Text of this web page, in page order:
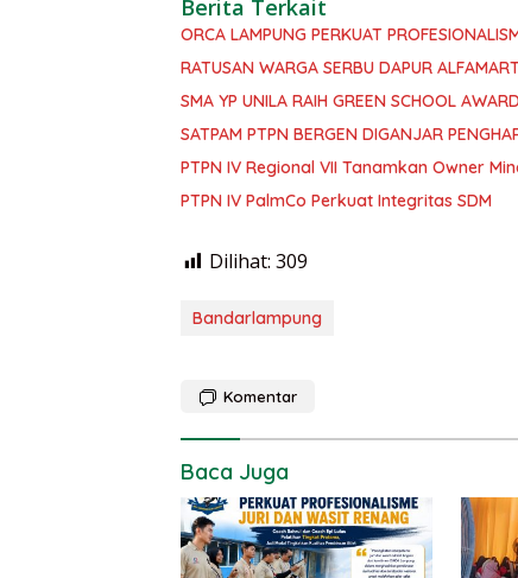
Berita Terkait
ORCA LAMPUNG PERKUAT
RATUSAN WARGA SERBU DAPUR ALFAMART
SMA YP UNILA RAIH GREEN SCHOOL
SATPAM PTPN BERGEN DIGANJAR
PTPN IV Regional VII Tanamkan Owner
PTPN IV PalmCo Perkuat Integritas SDM
Dilihat: 309
Bandarlampung
Komentar
Baca Juga